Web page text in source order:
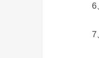
6、
7、